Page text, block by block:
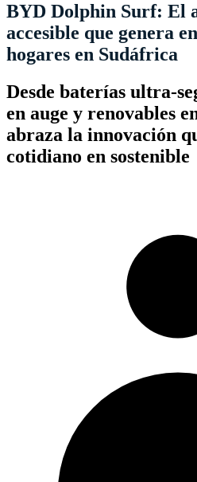
BYD Dolphin Surf: El
accesible que genera
hogares en Sudáfrica
Desde baterías ultra-
en auge y renovables
abraza la innovación
cotidiano en sostenible